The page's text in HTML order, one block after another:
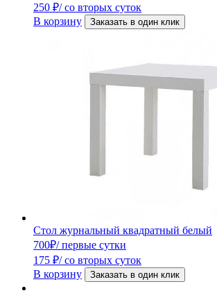
250 ₽/ со вторых суток
В корзину
Заказать в один клик
Стол журнальный квадратный белый
700₽/ первые сутки
175 ₽/ со вторых суток
В корзину
Заказать в один клик